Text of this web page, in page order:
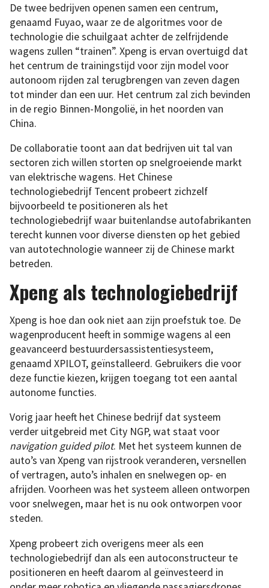
De twee bedrijven openen samen een centrum,
genaamd Fuyao, waar ze de algoritmes voor de
technologie die schuilgaat achter de zelfrijdende
wagens zullen “trainen”. Xpeng is ervan overtuigd dat
het centrum de trainingstijd voor zijn model voor
autonoom rijden zal terugbrengen van zeven dagen
tot minder dan een uur. Het centrum zal zich bevinden
in de regio Binnen-Mongolië, in het noorden van
China.
De collaboratie toont aan dat bedrijven uit tal van
sectoren zich willen storten op snelgroeiende markt
van elektrische wagens. Het Chinese
technologiebedrijf Tencent probeert zichzelf
bijvoorbeeld te positioneren als het
technologiebedrijf waar buitenlandse autofabrikanten
terecht kunnen voor diverse diensten op het gebied
van autotechnologie wanneer zij de Chinese markt
betreden.
Xpeng als technologiebedrijf
Xpeng is hoe dan ook niet aan zijn proefstuk toe. De
wagenproducent heeft in sommige wagens al een
geavanceerd bestuurdersassistentiesysteem,
genaamd XPILOT, geïnstalleerd. Gebruikers die voor
deze functie kiezen, krijgen toegang tot een aantal
autonome functies.
Vorig jaar heeft het Chinese bedrijf dat systeem
verder uitgebreid met City NGP, wat staat voor
navigation guided pilot. Met het systeem kunnen de
auto’s van Xpeng van rijstrook veranderen, versnellen
of vertragen, auto’s inhalen en snelwegen op- en
afrijden. Voorheen was het systeem alleen ontworpen
voor snelwegen, maar het is nu ook ontworpen voor
steden.
Xpeng probeert zich overigens meer als een
technologiebedrijf dan als een autoconstructeur te
positioneren en heeft daarom al geïnvesteerd in